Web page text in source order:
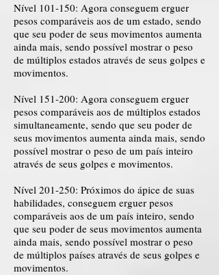
Nível 101-150: Agora conseguem erguer
pesos comparáveis aos de um estado, sendo
que seu poder de seus movimentos aumenta
ainda mais, sendo possível mostrar o peso
de múltiplos estados através de seus golpes e
movimentos.
Nível 151-200: Agora conseguem erguer
pesos comparáveis aos de múltiplos estados
simultaneamente, sendo que seu poder de
seus movimentos aumenta ainda mais, sendo
possível mostrar o peso de um país inteiro
através de seus golpes e movimentos.
Nível 201-250: Próximos do ápice de suas
habilidades, conseguem erguer pesos
comparáveis aos de um país inteiro, sendo
que seu poder de seus movimentos aumenta
ainda mais, sendo possível mostrar o peso
de múltiplos países através de seus golpes e
movimentos.